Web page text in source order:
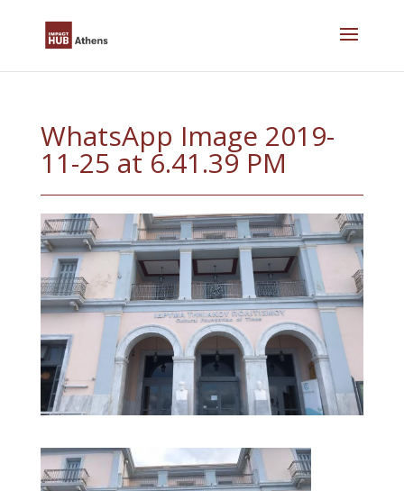
WhatsApp Image 2019-
11-25 at 6.41.39 PM